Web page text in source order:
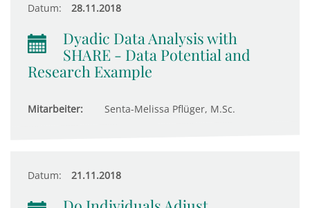
Datum: 28.11.2018
Dyadic Data Analysis with
SHARE - Data Potential and
Research Example
Mitarbeiter: Senta-Melissa Pflüger, M.Sc.
Datum: 21.11.2018